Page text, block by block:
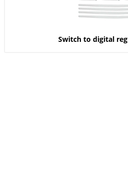
Switch to digital